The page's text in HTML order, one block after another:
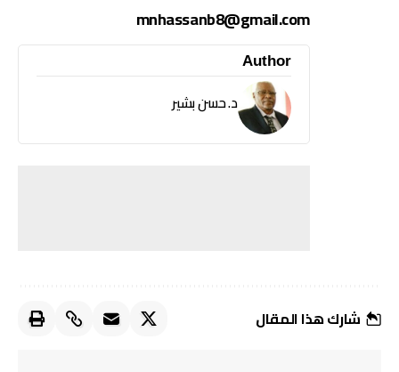
mnhassanb8@gmail.com
Author
د. حسن بشير
شارك هذا المقال